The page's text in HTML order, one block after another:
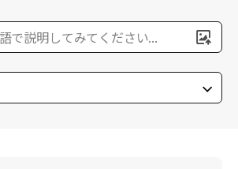
で説明してみてください...